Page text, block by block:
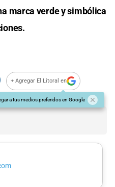
marca verde y simbólica
+ Agregar El Litoral en
a tus medios preferidos en Google